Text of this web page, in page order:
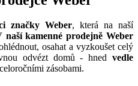
značky Weber, která na naší
naší kamenné prodejně Weber
osahat a vyzkoušet celý
odvézt domů - hned vedle
zásobami.